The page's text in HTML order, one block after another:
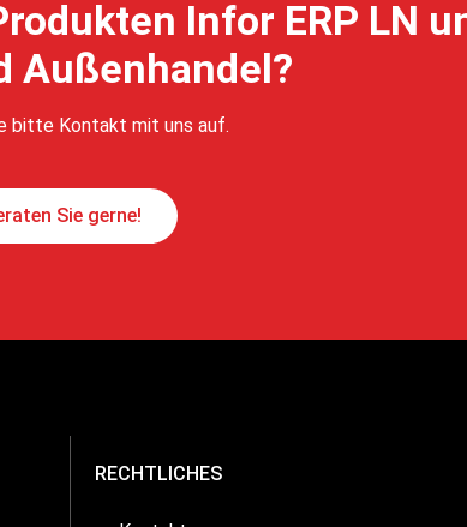
Infor ERP LN
Außenhandel?
bitte Kontakt mit uns auf.
Sie gerne!
RECHTLICHES